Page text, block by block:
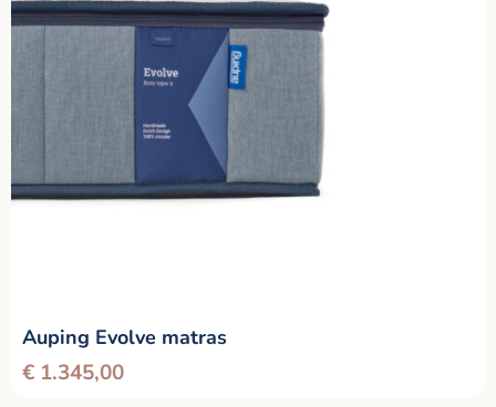
Auping Evolve matras
€ 1.345,00